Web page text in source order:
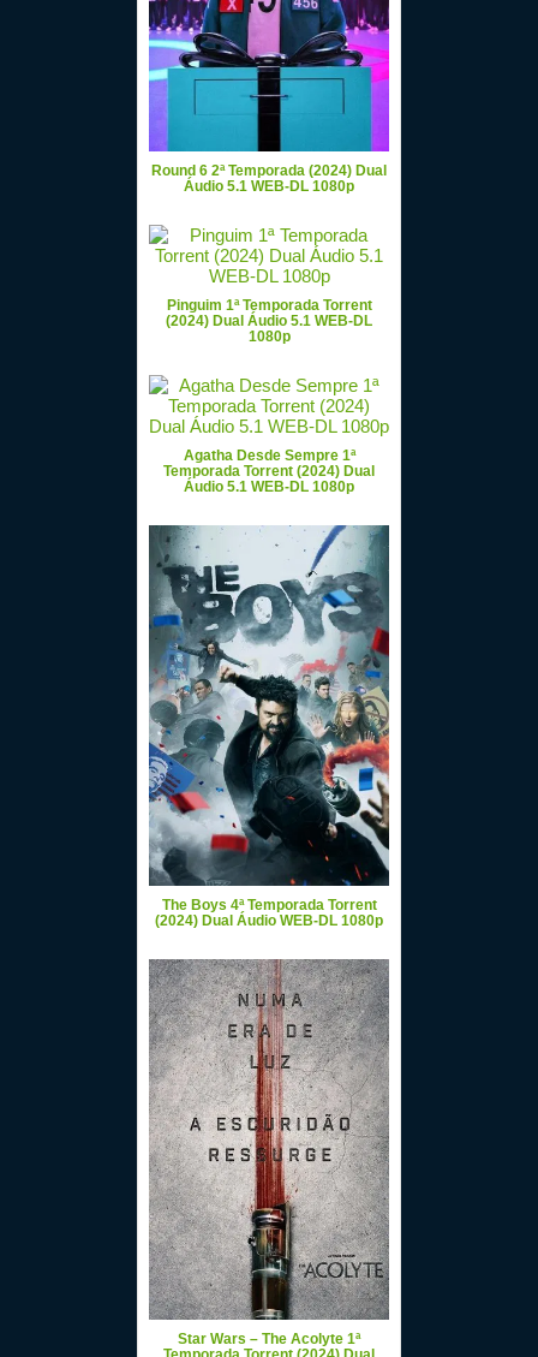
Round 6 2ª Temporada (2024) Dual
Áudio 5.1 WEB-DL 1080p
Pinguim 1ª Temporada Torrent
(2024) Dual Áudio 5.1 WEB-DL
1080p
Agatha Desde Sempre 1ª
Temporada Torrent (2024) Dual
Áudio 5.1 WEB-DL 1080p
The Boys 4ª Temporada Torrent
(2024) Dual Áudio WEB-DL 1080p
Star Wars – The Acolyte 1ª